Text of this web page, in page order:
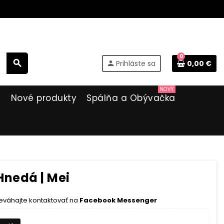
search person Prihláste sa
0
0,00 €
Nové produkty Spálňa a Obývačka
NOVÝ
| Mei
kontaktovať na Facebook Messenger